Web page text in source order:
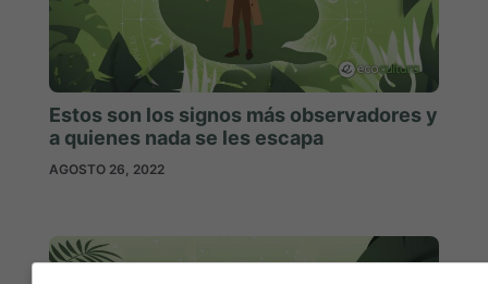
Estos son los signos más observadores y
a quienes nada se les escapa
AGOSTO 26, 2022